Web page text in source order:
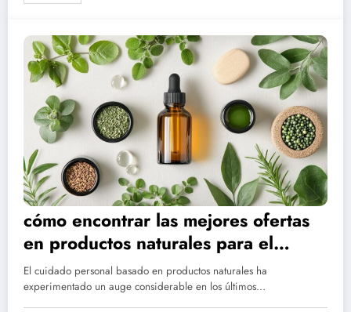
cómo encontrar las mejores ofertas
en productos naturales para el
cuidado personal
El cuidado personal basado en productos naturales ha
experimentado un auge considerable en los últimos…